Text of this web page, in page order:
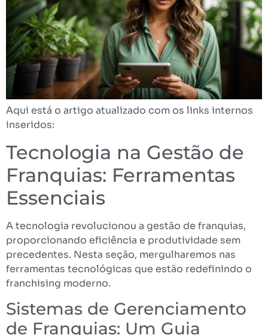
Aqui está o artigo atualizado com os links internos
inseridos:
Tecnologia na Gestão de
Franquias: Ferramentas
Essenciais
A tecnologia revolucionou a gestão de franquias,
proporcionando eficiência e produtividade sem
precedentes. Nesta seção, mergulharemos nas
ferramentas tecnológicas que estão redefinindo o
franchising moderno.
Sistemas de Gerenciamento
de Franquias: Um Guia